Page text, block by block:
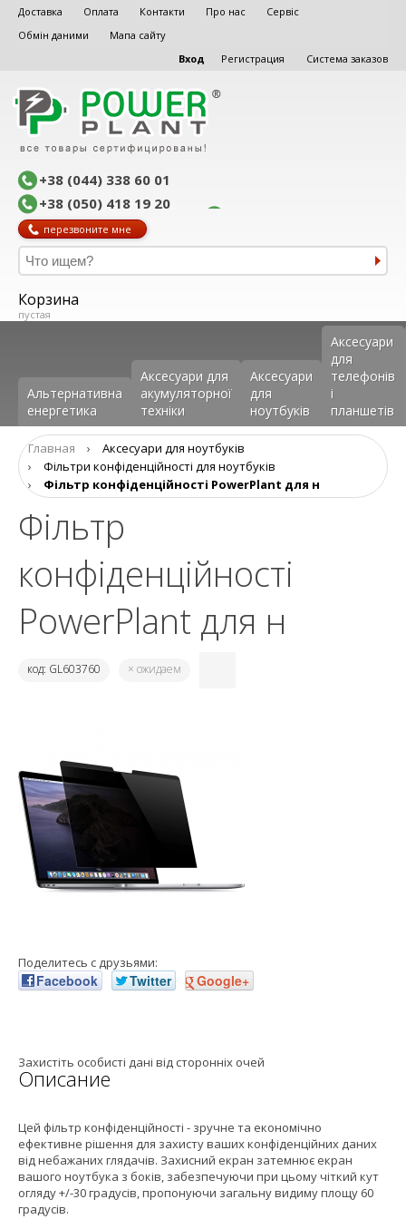
Доставка Оплата Контакти Про нас
Сервіс
Обмін даними
Мапа сайту
Вход
Регистрация Система заказов
+38 (044) 338 60 01
+38 (050) 418 19 20
перезвоните мне
Корзина
пустая
Альтернативна
енергетика
Аксесуари для
акумуляторної
техніки
Аксесуари
для
ноутбуків
Аксеcуари
для
телефонів
і
планшетів
Главная ›
Аксесуари для ноутбуків
›
Фільтри конфіденційності для ноутбуків
›
Фільтр конфіденційності PowerPlant для н
Фільтр
конфіденційності
PowerPlant для н
код: GL603760 × ожидаем
Поделитесь с друзьями:
Facebook Twitter Google+
Описание
Захистіть особисті дані від сторонніх очей
Цей фільтр конфіденційності - зручне та економічно
ефективне рішення для захисту ваших конфіденційних даних
від небажаних глядачів. Захисний екран затемнює екран
вашого ноутбука з боків, забезпечуючи при цьому чіткий кут
огляду +/-30 градусів, пропонуючи загальну видиму площу 60
градусів.